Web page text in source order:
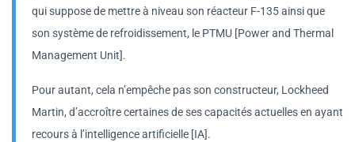
qui suppose de mettre à niveau son réacteur F-135 ainsi que
son système de refroidissement, le PTMU [Power and Thermal
Management Unit].
Pour autant, cela n’empêche pas son constructeur, Lockheed
Martin, d’accroître certaines de ses capacités actuelles en ayant
recours à l’intelligence artificielle [IA].